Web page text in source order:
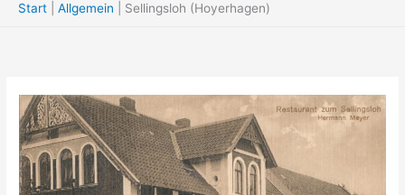
Start Allgemein Sellingsloh (Hoyerhagen)